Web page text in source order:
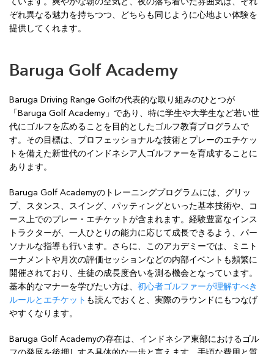
ています。爽やかな朝の空気と、夜の落ち着いた雰囲気は、それ
ぞれ異なる魅力を持ちつつ、どちらも同じように心地よい体験を
提供してくれます。
Baruga Golf Academy
Baruga Driving Range Golfの代表的な取り組みのひとつが
「Baruga Golf Academy」であり、特に学生や大学生など若い世
代にゴルフを広めることを目的としたゴルフ教育プログラムで
す。その目標は、プロフェッショナルな技術とプレーのエチケッ
トを備えた新世代のインドネシア人ゴルファーを育成することに
あります。
Baruga Golf Academyのトレーニングプログラムには、グリッ
プ、スタンス、スイング、パッティングといった基本技術や、コ
ース上でのプレー・エチケットが含まれます。経験豊富なインス
トラクターが、一人ひとりの能力に応じて成長できるよう、パー
ソナルな指導も行います。さらに、このアカデミーでは、ミニト
ーナメントや月次の評価セッションなどの内部イベントも頻繁に
開催されており、生徒の成長度合いを測る機会となっています。
基本的なマナーを学びたい方は、 初心者ゴルファーが理解すべき
ルールとエチケット も読んでおくと、実際のラウンドにもつなげ
やすくなります。
Baruga Golf Academyの存在は、インドネシア東部におけるゴル